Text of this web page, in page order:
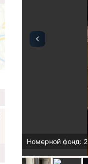
Номерной фонд: